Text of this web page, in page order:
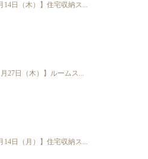
14日（木）】住宅収納ス...
月27日（木）】ルームス...
14日（月）】住宅収納ス...